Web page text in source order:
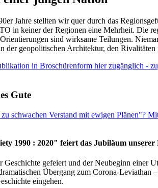
Jahre stellten wir quer durch das
in keiner der Regionen eine Mehrheit. Die
sind wirksame Teilungen.
der geopolitischen Architektur, den
in Broschürenform hier zugänglich -
Gute
schwachen Verstand mit ewigen Plänen"?
1990 : 2020" feiert das Jubiläum
Geschichte gefeiert und der Neubeginn
Übergang zum Corona-
eingehen.